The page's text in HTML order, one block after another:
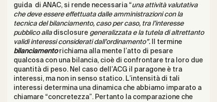
guida di ANAC, si rende necessaria “una attività valutativa
che deve essere effettuata dalle amministrazioni con la
tecnica del bilanciamento, caso per caso, tra l’interesse
pubblico alla disclosure generalizzata e la tutela di altrettanto
validi interessi considerati dall’ordinamento”.Il termine
bilanciamentorichiama alla mente l’atto di pesare
qualcosa con una bilancia, cioè di confrontare tra loro due
quantità di peso. Nel caso dell’ACG il paragone è tra
interessi, ma non in senso statico. L’intensità di tali
interessi determina una dinamica che abbiamo imparato a
chiamare “concretezza”. Pertanto la comparazione che